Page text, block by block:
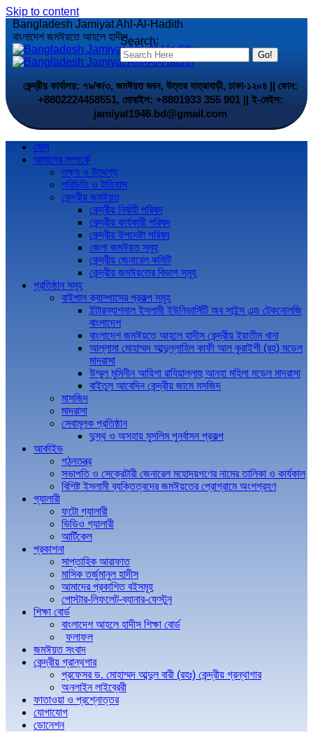
Skip to content
Search:
Bangladesh Jamiyat Ahl-Al-Hadith
বাংলাদেশ জমঈয়তে আহলে হাদীস
কেন্দ্রীয় কার্যালয়: ৭৯/ক/৩, জমঈয়ত ভবন, উত্তর যাত্রাবাড়ী, ঢাকা-১২০৪ || ফোন:
+8802224458551, মোবাইল: +8801933 355 901 || ই-মেইল:
jamiyat1946.bd@gmail.com
হোম
আমাদের সম্পর্কে
লক্ষ্য ও উদ্দেশ্য
পরিচিতি ও ইতিহাস
কেন্দ্রীয় জমঈয়ত
কেন্দ্রীয় নির্বাহী পরিষদ
কেন্দ্রীয় কার্যকারী পরিষদ
কেন্দ্রীয় উপদেষ্টা পরিষদ
জেলা জমঈয়ত সমূহ
কেন্দ্রীয় জেনারেল কমিটি
কেন্দ্রীয় জমঈয়তের বিভাগ সমূহ
প্রতিষ্ঠান সমূহ
বাইপাল ক্যাম্পাসের প্রকল্প সমূহ
ইন্টারন্যাশনাল ইসলামী ইউনিভার্সিটি অব সাইন্স এন্ড টেকনোলজি
বাংলাদেশ
বাংলাদেশ জমঈয়তে আহলে হাদীস কেন্দ্রীয় ইয়াতীম খানা
আল্লামা মোহাম্মদ আব্দুল্লাহিল কাফী আল কুরাইশী (রহ) মডেল
মাদরাসা
উম্মুল মুমিনীন আয়িশা রাযিয়াল্লাহু আনহা মহিলা মডেল মাদরাসা
বাইতুল আবেদিন কেন্দ্রীয় জামে মসজিদ
মাসজিদ
মাদরাসা
সেবামূলক প্রতিষ্ঠান
দুস্থ ও অসহায় মুসলিম পুনর্বাসন প্রকল্প
আর্কাইভ
গঠনতন্ত্র
সভাপতি ও সেক্রেটারী জেনারেল মহোদয়গণের নামের তালিকা ও কার্যকাল
বিশিষ্ট ইসলামী ব্যক্তিত্বদের জমঈয়তের প্রোগ্রামে অংশগ্রহণ
গ্যালারী
ফটো গ্যালারী
ভিডিও গ্যালারী
আর্টিকেল
প্রকাশনা
সাপ্তাহিক আরাফাত
মাসিক তর্জুমানুল হাদীস
আমাদের প্রকাশিত বইসমূহ
পোস্টার-লিফলেট-ব্যানার-ফেস্টুন
শিক্ষা বোর্ড
বাংলাদেশ আহলে হাদীস শিক্ষা বোর্ড
ফলাফল
জমঈয়ত সংবাদ
কেন্দ্রীয় গ্রান্থগার
প্রফেসর ড. মোহাম্মদ আব্দুল বারী (রহঃ) কেন্দ্রীয় গ্রন্থাগার
অনলাইন লাইব্রেরী
ফাতাওয়া ও প্রশ্নোত্তর
যোগাযোগ
ডোনেশন